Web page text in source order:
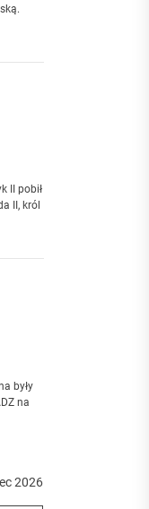
II pobił
II, król
były
na
2026